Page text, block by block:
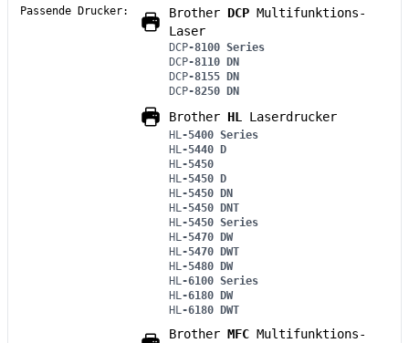
Passende Drucker: Brother DCP Multifunktions-
Laser
DCP-8100 Series
DCP-8110 DN
DCP-8155 DN
DCP-8250 DN
Brother HL Laserdrucker
HL-5400 Series
HL-5440 D
HL-5450
HL-5450 D
HL-5450 DN
HL-5450 DNT
HL-5450 Series
HL-5470 DW
HL-5470 DWT
HL-5480 DW
HL-6100 Series
HL-6180 DW
HL-6180 DWT
Brother MFC Multifunktions-